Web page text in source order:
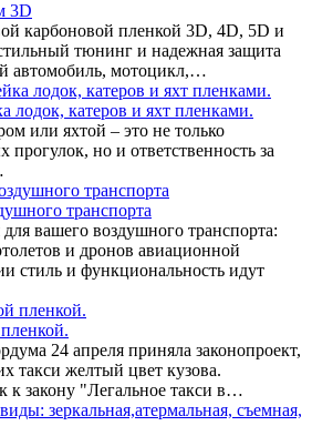
3D
карбоновой пленкой 3D, 4D, 5D и
тюнинг и надежная защита
автомобиль, мотоцикл,…
лодок, катеров и яхт пленками.
или яхтой – это не только
прогулок, но и ответственность за
транспорта
вашего воздушного транспорта:
и дронов авиационной
стиль и функциональность идут
24 апреля приняла законопроект,
такси желтый цвет кузова.
к закону "Легальное такси в…